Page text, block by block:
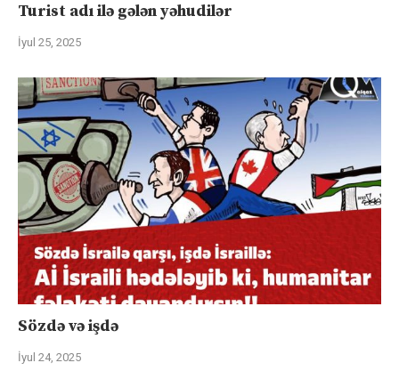
Turist adı ilə gələn yəhudilər
İyul 25, 2025
Sözdə və işdə
İyul 24, 2025